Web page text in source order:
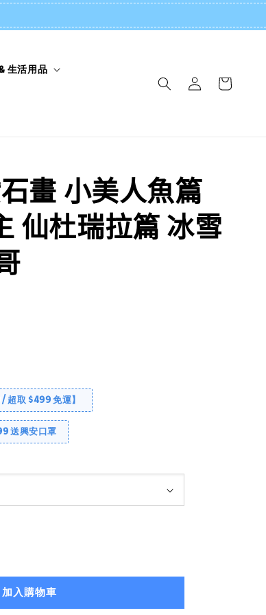
生活用品
畫 小美人魚篇
仙杜瑞拉篇 冰雪
超取 $499 免運】
送興安口罩
加入購物車